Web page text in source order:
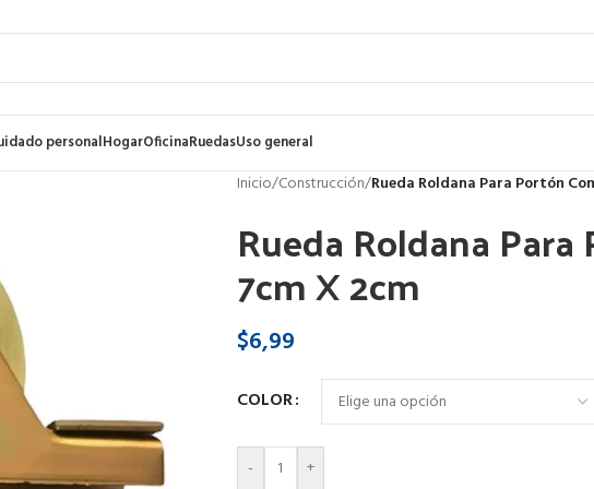
personalHogarOficinaRuedasUso general
Inicio/Construcción/Rueda Roldana Para Portón
Rueda Roldana
7cm X 2cm
$6,99
COLOR
- +